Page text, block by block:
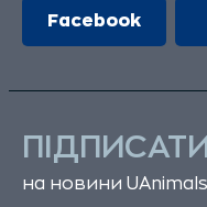
Facebook
на новини UAnimals